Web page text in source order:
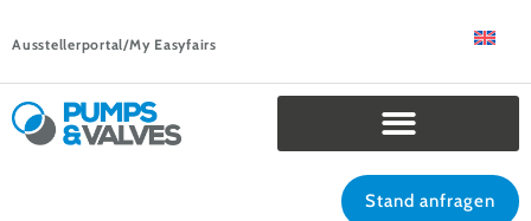
Ausstellerportal/My Easyfairs
Stand anfragen